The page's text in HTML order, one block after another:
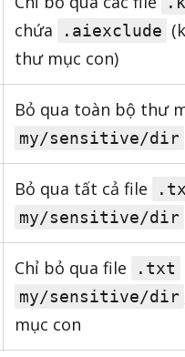
chứa
.aiexclude
thư mục con)
Bỏ qua toàn bộ thư
my/sensitive/dir
Bỏ qua tất cả file
my/sensitive/dir
Chỉ bỏ qua file .txt
my/sensitive/dir
mục con